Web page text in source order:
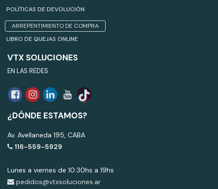
POLÍTICAS DE DEVOLUCIÓN
ARREPENTIMIENTO DE COMPRA
LIBRO DE QUEJAS ONLINE
VTX SOLUCIONES
EN LAS REDES
¿DÓNDE ESTAMOS?
Av. Avellaneda 195, CABA
116-559-5929
Lunes a viernes de 10:30hs a 19hs
pedidos@vtxsoluciones.ar